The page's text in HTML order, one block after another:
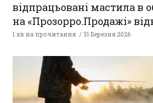
відпрацьовані мастила в
на «Прозорро.Продажі»
1 хв на прочитання 31 Березня 2026